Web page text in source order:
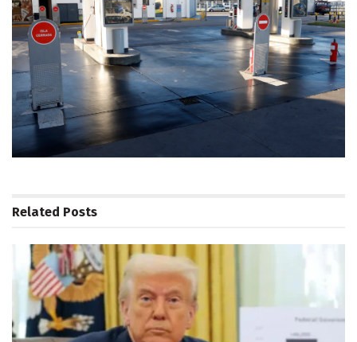
Related Posts